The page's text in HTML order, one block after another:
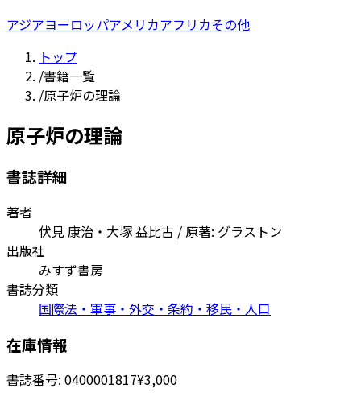
アジアヨーロッパアメリカアフリカその他
トップ
/書籍一覧
/原子炉の理論
原子炉の理論
書誌詳細
著者
伏見 康治・大塚 益比古 / 原著: グラストン
出版社
みすず書房
書誌分類
国際法・軍事・外交・条約・移民・人口
在庫情報
書誌番号: 0400001817¥3,000